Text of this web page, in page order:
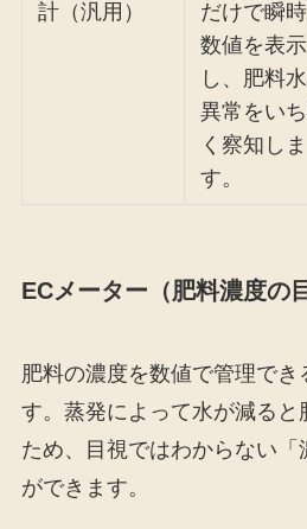
計（汎用）
だけで瞬
数値を表示
し、肥料
異常をい
く察知しま
す。
ECメーター（肥料濃度の
肥料の濃度を数値で管理で
す。蒸発によって水が減ると
ため、目視ではわからない「
ができます。